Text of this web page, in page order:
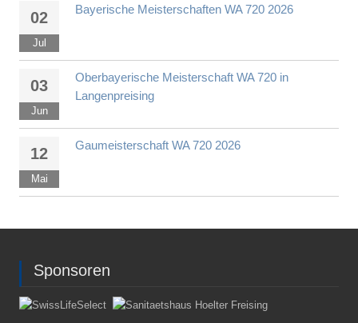
02
Jul
Bayerische Meisterschaften WA 720 2026
03
Jun
Oberbayerische Meisterschaft WA 720 in
Langenpreising
12
Mai
Gaumeisterschaft WA 720 2026
Sponsoren